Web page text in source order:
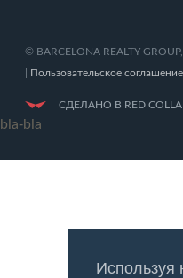
Используя
© BARCELONA REALTY
| Пользовательское соглашение
СДЕЛАНО В RED
bla-bla